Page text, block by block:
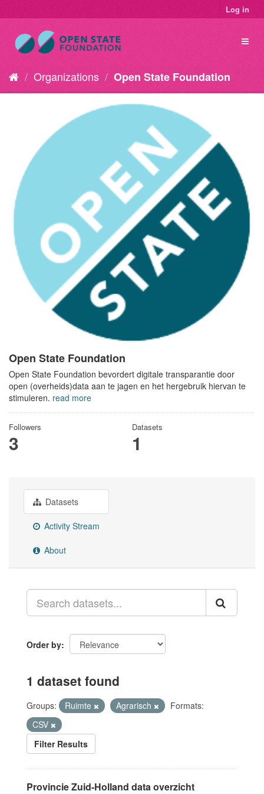
Log in
Organizations Open State Foundation
Open State Foundation
Open State Foundation bevordert digitale transparantie door
open (overheids)data aan te jagen en het hergebruik hiervan te
stimuleren. read more
Followers
3
Datasets
1
Datasets
Activity Stream
About
Order by
1 dataset found
Groups: Ruimte Agrarisch
Formats:
CSV
Filter Results
Provincie Zuid-Holland data overzicht